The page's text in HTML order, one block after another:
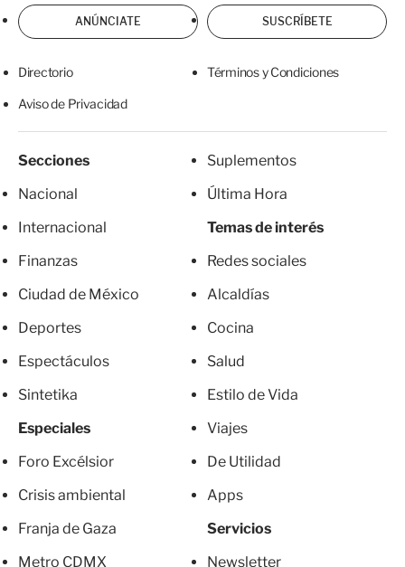
ANÚNCIATE SUSCRÍBETE
Directorio Términos y Condiciones
Aviso de Privacidad
Secciones
Nacional
Internacional
Finanzas
Ciudad de México
Deportes
Espectáculos
Sintetika
Especiales
Foro Excélsior
Crisis ambiental
Franja de Gaza
Metro CDMX
Suplementos
Última Hora
Temas de interés
Redes sociales
Alcaldías
Cocina
Salud
Estilo de Vida
Viajes
De Utilidad
Apps
Servicios
Newsletter